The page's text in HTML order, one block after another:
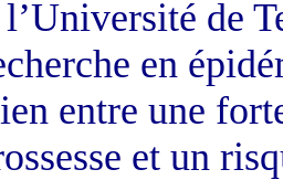
l’Université de
en
entre une
et un